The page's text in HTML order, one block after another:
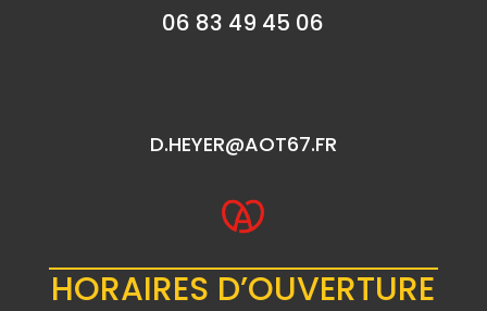
06 83 49 45 06
D.HEYER@AOT67.FR
HORAIRES D’OUVERTURE